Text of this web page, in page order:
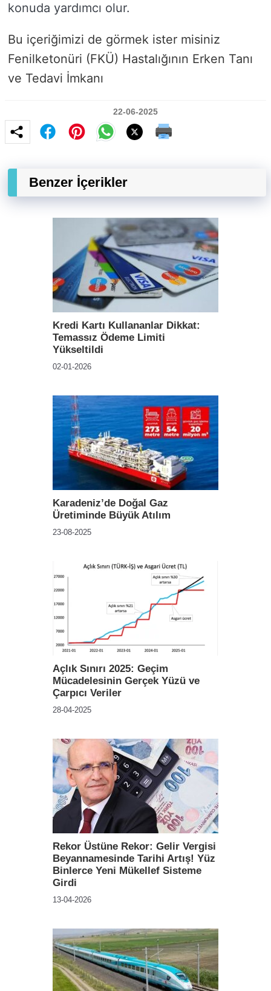
konuda yardımcı olur.
Bu içeriğimizi de görmek ister misiniz
Fenilketonüri (FKÜ) Hastalığının Erken Tanı
ve Tedavi İmkanı
22-06-2025
Benzer İçerikler
Kredi Kartı Kullananlar Dikkat:
Temassız Ödeme Limiti
Yükseltildi
02-01-2026
Karadeniz’de Doğal Gaz
Üretiminde Büyük Atılım
23-08-2025
Açlık Sınırı 2025: Geçim
Mücadelesinin Gerçek Yüzü ve
Çarpıcı Veriler
28-04-2025
Rekor Üstüne Rekor: Gelir Vergisi
Beyannamesinde Tarihi Artış! Yüz
Binlerce Yeni Mükellef Sisteme
Girdi
13-04-2026